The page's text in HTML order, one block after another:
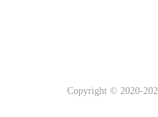
Copyright © 2020-